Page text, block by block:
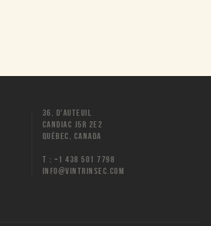
36, D'AUTEUIL
CANDIAC J5R 2E2
QUÉBEC, CANADA
T : +1 438 501 7798
INFO@VINTRINSEC.COM